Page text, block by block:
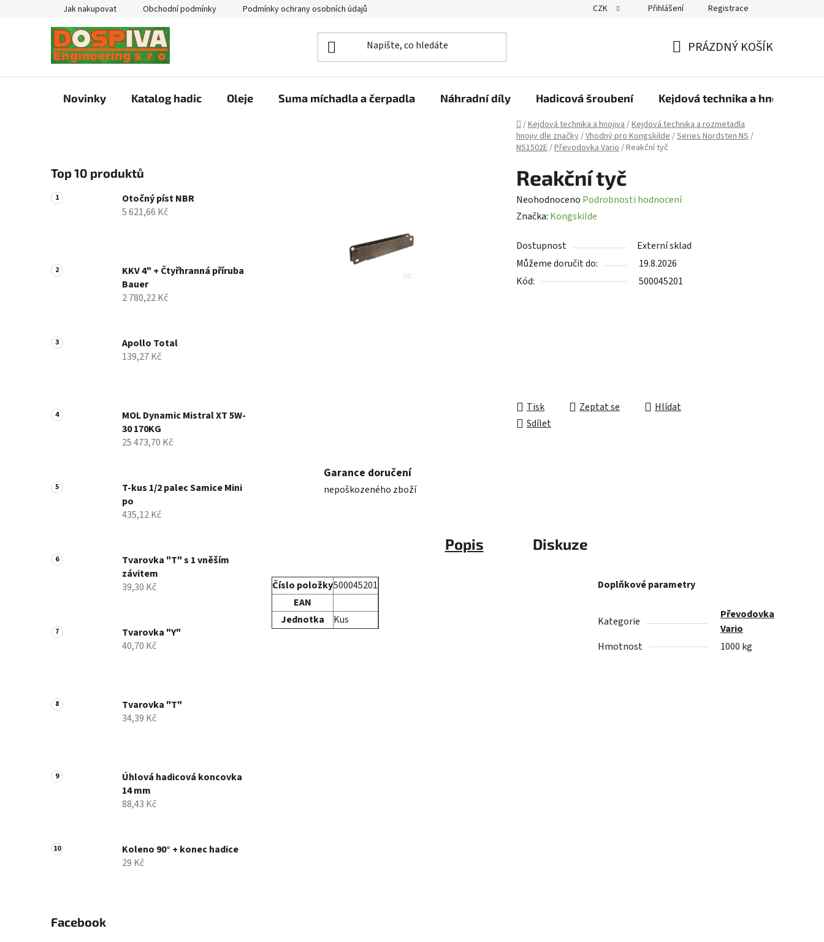
Jak nakupovat Obchodní podmínky Podmínky ochrany osobních údajů CZK Přihlášení Registrace
KOŠÍK
PRÁZDNÝ KOŠÍK
Novinky Katalog hadic Oleje Suma míchadla a čerpadla Náhradní díly Hadicová šroubení Kejdová technika a hnojiva
Domů
/Kejdová technika a hnojiva/Kejdová technika a rozmetadla
hnojiv dle značky/Vhodný pro Kongskilde/Series Nordsten NS/
NS1502E/Převodovka Vario/Reakční tyč
o
s
t
n
n
e
Top 10 produktů
Otočný píst NBR
5 621,66 Kč
KKV 4" + Čtyřhranná příruba
Bauer
2 780,22 Kč
Apollo Total
139,27 Kč
MOL Dynamic Mistral XT 5W-
30 170KG
25 473,70 Kč
T-kus 1/2 palec Samice Mini
po
435,12 Kč
Tvarovka "T" s 1 vněším
závitem
39,30 Kč
Tvarovka "Y"
40,70 Kč
Tvarovka "T"
34,39 Kč
Úhlová hadicová koncovka
14 mm
88,43 Kč
Koleno 90° + konec hadice
29 Kč
Facebook
Reakční tyč
Průměrné
hodnocení
je
0,0
z
Neohodnoceno Podrobnosti hodnocení
Značka: Kongskilde
Dostupnost
Externí sklad
Můžeme doručit do:
19.8.2026
Kód:
500045201
Tisk Zeptat se
Hlídat
Sdílet
Garance doručení
nepoškozeného zboží
Popis Diskuze
Číslo položky500045201
EAN
Jednotka
Kus
Doplňkové parametry
Kategorie
Převodovka
Vario
Hmotnost
1000 kg